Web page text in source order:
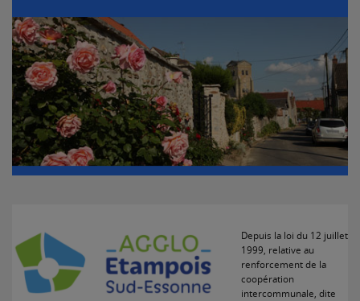
Depuis la loi du 12 juillet
1999, relative au
renforcement de la
coopération
intercommunale, dite